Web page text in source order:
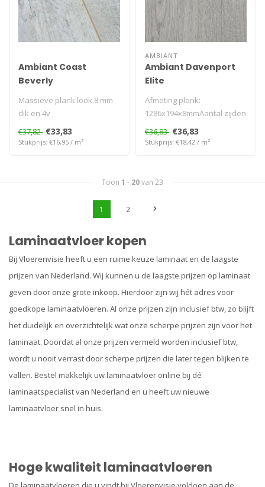
Ambiant Coast
Beverly
Massieve plank look.8 mm
dik en 4v
€37,82 €33,83
Stukprijs: €16,95 / m²
AMBIANT
Ambiant Davenport
Elite
Afmeting plank:
1286x194x8mmAantal zijden
V-groef: 4VGarantie
Woongebruik (jaren..
€36,83 €36,83
Stukprijs: €18,42 / m²
Toon 1 - 20van 23
1 2
Laminaatvloer kopen
Bij Vloerenvisie heeft u een ruime keuze laminaat en de laagste
prijzen van Nederland. Wij kunnen u de laagste prijzen op laminaat
geven door onze grote inkoop. Hierdoor zijn wij hét adres voor
goedkope laminaatvloeren. Al onze prijzen zijn inclusief btw, zo blijft
het duidelijk en overzichtelijk wat onze scherpe prijzen zijn voor het
laminaat. Doordat al onze prijzen vermeld worden inclusief btw,
wordt u nooit verrast door scherpe prijzen die later tegen blijken te
vallen. Bestel makkelijk uw laminaatvloer online bij dé
laminaatspecialist van Nederland en u heeft uw nieuwe
laminaatvloer snel in huis.
Hoge kwaliteit laminaatvloeren